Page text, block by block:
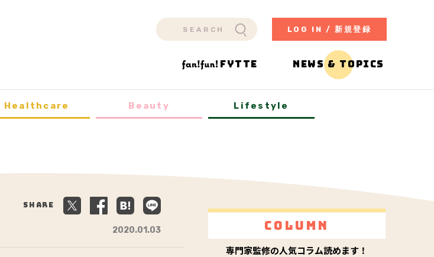
LOG IN / 新規登録
FYTTE NEWS & TOPICS
Healthcare Beauty Lifestyle
2020.01.03
Share
Column
専門家監修の人気コラム読めます！